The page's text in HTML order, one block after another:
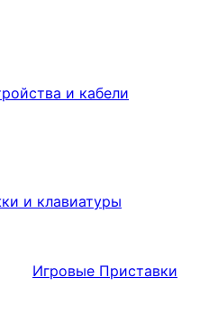
и кабели
и клавиатуры
Игровые Приставки